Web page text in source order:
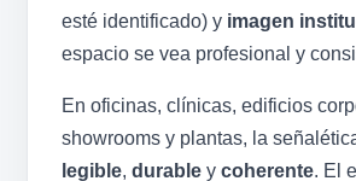
esté identificado) y imagen
espacio se vea profesional y
En oficinas, clínicas, edificios
showrooms y plantas, la
legible,durable ycoherente. El